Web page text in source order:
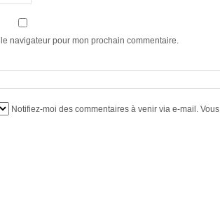
navigateur pour mon prochain commentaire.
Notifiez-moi des commentaires à venir via e-mail. Vous